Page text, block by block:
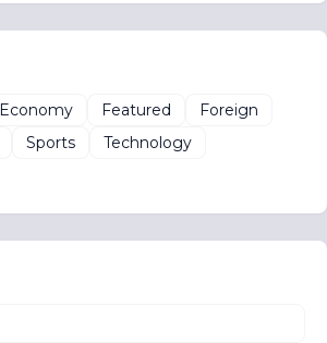
Economy Featured
Foreign
Sports
Technology